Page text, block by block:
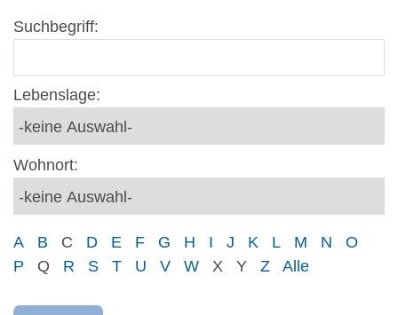
Suchbegriff:
Lebenslage:
Wohnort:
A B C D E F G H I J K L M N
O
P
Q R S T U V W X Y Z Alle